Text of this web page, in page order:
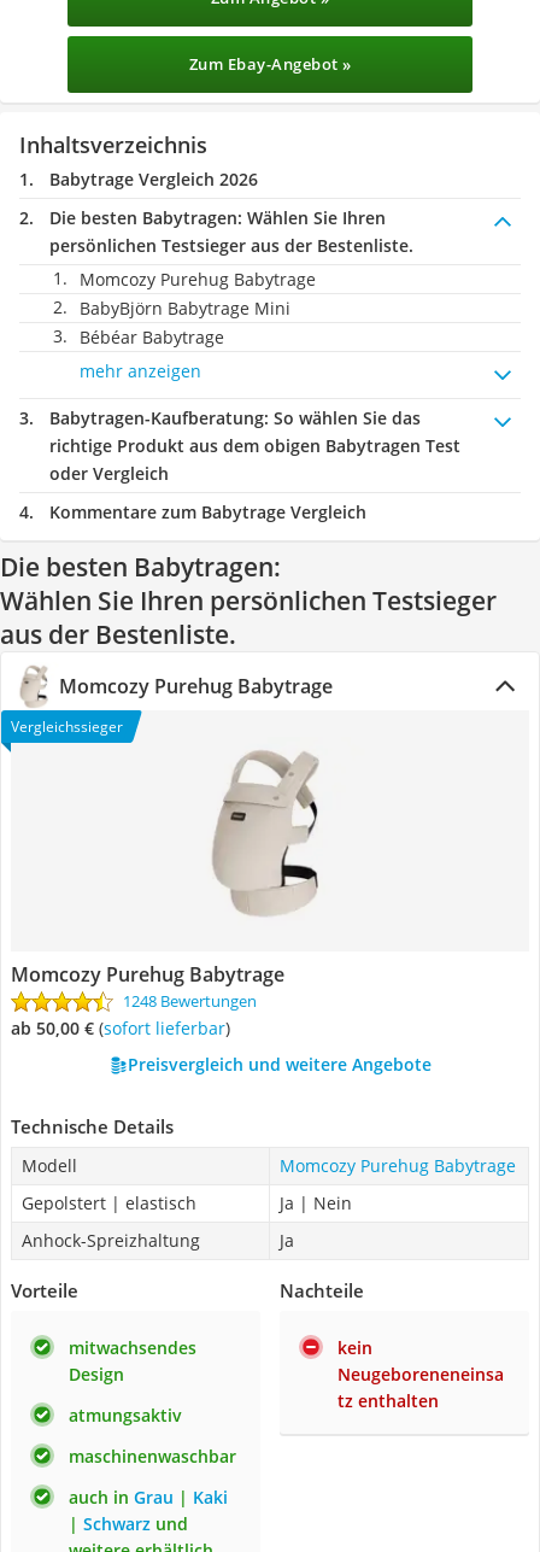
Zum Ebay-Angebot »
Inhaltsverzeichnis
Babytrage Vergleich 2026
Die besten Babytragen: Wählen Sie Ihren
persönlichen Testsieger aus der Bestenliste.
Momcozy Purehug Babytrage
BabyBjörn Babytrage Mini
Bébéar Babytrage
mehr anzeigen
Babytragen-Kaufberatung: So wählen Sie das
richtige Produkt aus dem obigen Babytragen Test
oder Vergleich
Kommentare zum Babytrage Vergleich
Die besten Babytragen:
Wählen Sie Ihren persönlichen Testsieger
aus der Bestenliste.
Momcozy Purehug Babytrage
Vergleichssieger
Momcozy Purehug Babytrage
1248 Bewertungen
ab 50,00 € ( Sofort lieferbar)
Preisvergleich und weitere Angebote
Technische Details
Modell
Momcozy Purehug Babytrage
Gepolstert | elastisch
Ja | Nein
Anhock-Spreizhaltung
Ja
Vorteile
mitwachsendes
Design
atmungsaktiv
maschinenwaschbar
auch in Grau | Kaki
| Schwarz und
Nachteile
kein
Neugeboreneneinsa
tz enthalten